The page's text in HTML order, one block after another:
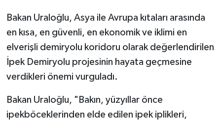
Bakan Uraloğlu, Asya ile Avrupa kıtaları arasında
en kısa, en güvenli, en ekonomik ve iklimi en
elverişli demiryolu koridoru olarak değerlendirilen
İpek Demiryolu projesinin hayata geçmesine
verdikleri önemi vurguladı.
Bakan Uraloğlu, "Bakın, yüzyıllar önce
ipekböceklerinden elde edilen ipek iplikleri,